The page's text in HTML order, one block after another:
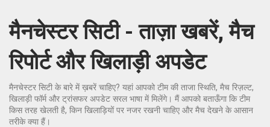
मैनचेस्टर सिटी - ताज़ा खबरें, मैच
रिपोर्ट और खिलाड़ी अपडेट
मैनचेस्टर सिटी के बारे में ख़बरें चाहिए? यहां आपको टीम की ताजा स्थिति, मैच रिज़ल्ट,
खिलाड़ी फॉर्म और ट्रांसफर अपडेट सरल भाषा में मिलेंगे। मैं आपको बताऊँगा कि टीम
किस तरह खेलती है, किन खिलाड़ियों पर नजर रखनी चाहिए और मैच देखने के आसान
तरीके क्या हैं।